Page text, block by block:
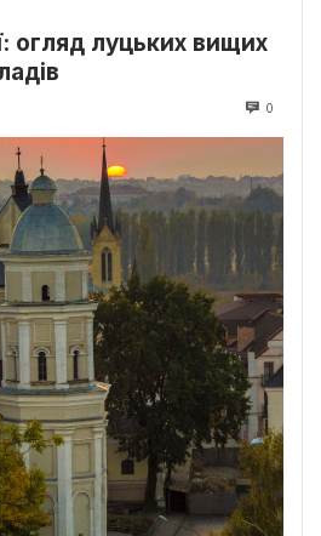
огляд луцьких вищих
0